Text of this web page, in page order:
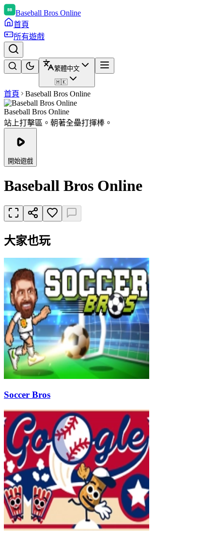
Baseball Bros Online
首頁
所有遊戲
繁體中文
🇭🇰
首頁 Baseball Bros Online
Baseball Bros Online
站上打擊區。朝著全壘打揮棒。
開始遊戲
Baseball Bros Online
大家也玩
Soccer Bros